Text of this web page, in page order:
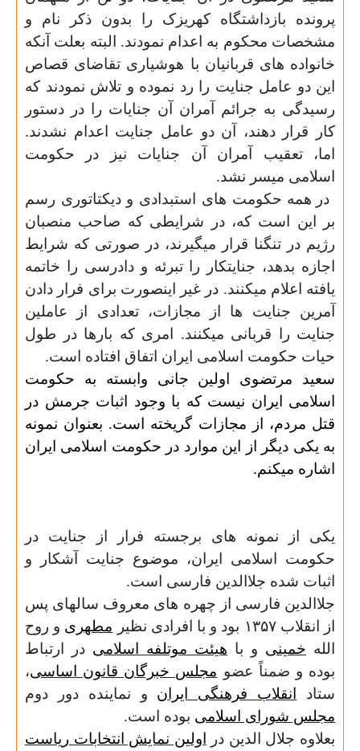
پرونده بازداشتگاه کهریزک را بدون ذکر نام و
مشخصات محکوم به اعدام نمودند. البته بعلت آنکه
خانواده های قربانیان با هوشیاری تقاضای قصاص
این دو عامل جنایت را رد نموده و تلاش نمودند که
رسیدگی به جرائم آمران آن جنایات را در دستور
کار قرار دهند، آن دو عامل جنایت اعدام نشدند.
اما، تعقیب آمران آن جنایات نیز در حکومت
اسلامی میسر نشد.
در همه حکومت های استبدادی و دیکتاتوری رسم
بر این است که، در شرایطی که صاحب منصبان
رژیم در تنگنا قرار میگیرند، در صورتی که شرایط
اجازه بدهد، جنایتکار را تبرئه و دادرسی را خاتمه
یافته اعلام میکنند. در غیر اینصورت برای فرار دادن
آمرین جنایت ها از مجازات، تعدادی از عاملین
جنایت را قربانی میکنند. امری که بارها در طول
حیات حکومت اسلامی ایران اتفاق افتاده است.
سعید مرتضوی اولین جانی وابسته به حکومت
اسلامی ایران نیست که با وجود اثبات جرمش در
قتل مردم، از مجازات گریخته است. بعنوان نمونه
به یکی دیگر از این موارد در حکومت اسلامی ایران
اشاره میکنم.
یکی از نمونه های برجسته فرار از جنایت در
حکومت اسلامی ایران، موضوع جنایت آشکار و
اثبات شده جلاالدین فارسی است.
جلاالدین فارسی از چهره های معروف سالهای پس
از انقلاب۱۳۵۷ بود و با افرادی نظیر مطهری و روح
الله خمینی و با هیئت موتلفه اسلامی در ارتباط
بوده و ضمناً عضو مجلس خبرگان قانون اساسی،
ستاد انقلاب فرهنگی ایران و نماینده دور دوم
مجلس شورای اسلامی بوده ‌است.
بعلاوه جلال الدین در اولین نمایش انتخابات ریاست